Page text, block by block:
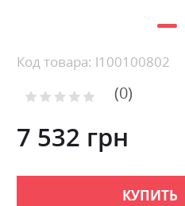
Skip
the
of
the
gallery
Код товара: l100100802
Рейтинг: 0
7 532 грн
КУПИТЬ